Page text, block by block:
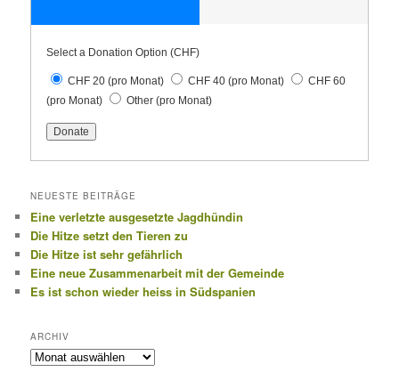
Select a Donation Option (CHF)
CHF 20 (pro Monat) CHF 40 (pro Monat)
CHF 60
(pro Monat)
Other (pro Monat)
NEUESTE BEITRÄGE
Eine verletzte ausgesetzte Jagdhündin
Die Hitze setzt den Tieren zu
Die Hitze ist sehr gefährlich
Eine neue Zusammenarbeit mit der Gemeinde
Es ist schon wieder heiss in Südspanien
ARCHIV
Archiv